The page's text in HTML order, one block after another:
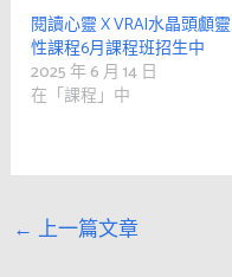
閱讀心靈 X VRA|水晶頭顱靈
性課程6月課程班招生中
2025 年 6 月 14 日
在「課程」中
← 上一篇文章